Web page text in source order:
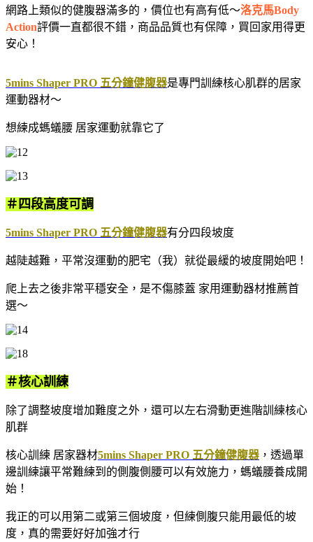
網路上類似的健腹器滿多的，價位也有高有低～洛克馬Body
Action評價一直都很不錯，商品品質也有保障，買回家用得更
安心！
5mins Shaper PRO 五分鐘健腹器是專門訓練核心肌群的居家
運動器材～
想練成螞蟻腰 居家運動就靠它了
＃四段高度可調
5mins Shaper PRO 五分鐘健腹器有分四段坡度
越陡越難，平常沒運動的肥宅（我）就從最緩的坡度開始吧！
爬上去之後非常平穩安全，是不傷膝蓋 家用運動器材推薦首
選～
＃核心訓練
除了調整坡度增加難度之外，還可以左右滑動更進階訓練核心
肌群
核心訓練 居家器材5mins Shaper PRO 五分鐘健腹器 ，透過單
邊訓練讓平常難練到的側腹側腰可以有效施力，螞蟻腰養成開
始！
我正的可以用第二或第三個坡度，但練側腹只能用最低的坡
度，真的需要好好加強才行